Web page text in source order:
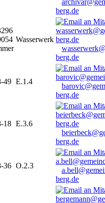
berg.de
Wasserwerk
berg.de
49 E.1.4
berg.de
18 E.3.6
berg.de
36 O.2.3
berg.de